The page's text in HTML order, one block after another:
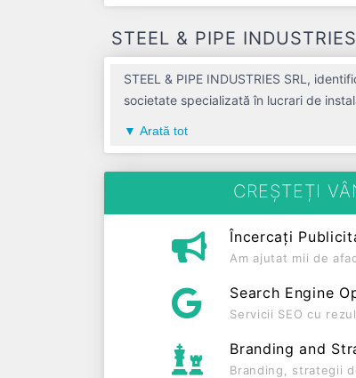
STEEL & PIPE
STEEL & PIPE INDUSTRIES SRL,
societate specializată în lucrari de
plătitoare de TVA din anul 2007.
Arată tot
CREȘTEȚI
Încercați
Am ajutat mii de
Search Engine
Servicii SEO cu
Branding and
Branding, strategii